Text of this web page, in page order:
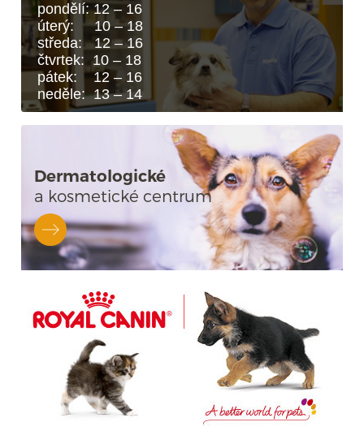
pondělí: 12 – 16
úterý: 10 – 18
středa: 12 – 16
čtvrtek: 10 – 18
pátek: 12 – 16
neděle: 13 – 14
Dermatologické
a kosmetické centrum